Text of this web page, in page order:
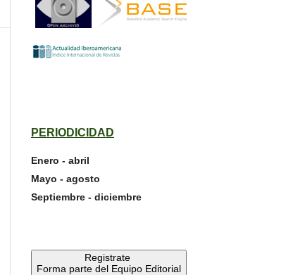
PERIODICIDAD
Enero - abril
Mayo - agosto
Septiembre - diciembre
Registrate
Forma parte del Equipo Editorial